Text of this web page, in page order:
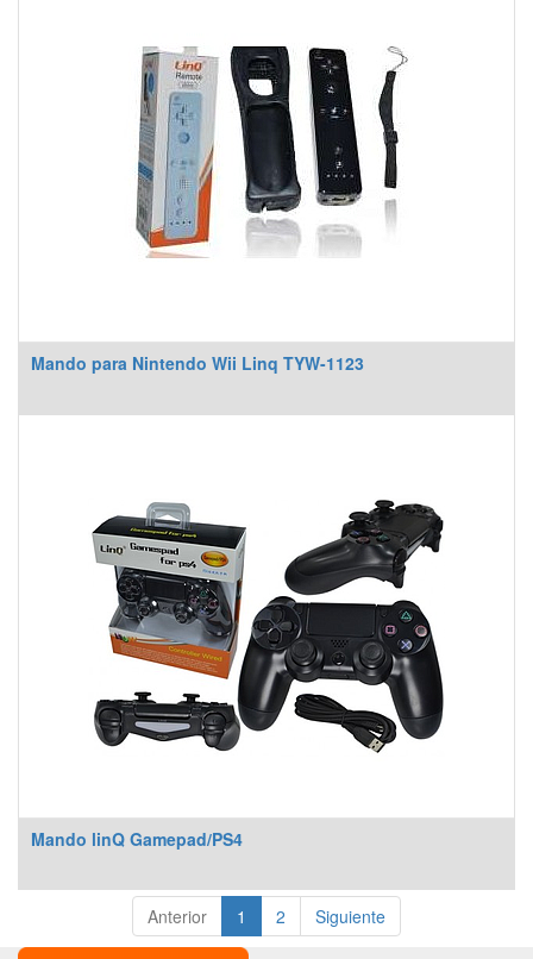
Mando para Nintendo Wii Linq TYW-1123
Mando linQ Gamepad/PS4
Anterior 1 2 Siguiente